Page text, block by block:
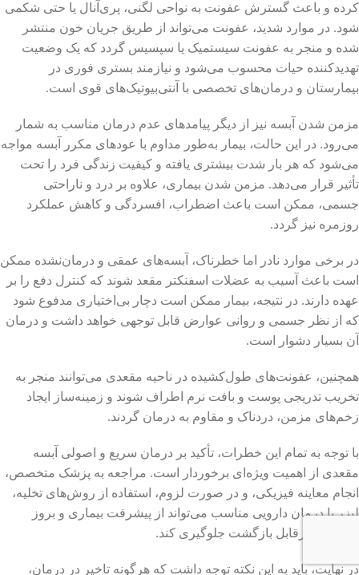
کرده و باعث گسترش عفونت به نواحی لگنی، پری‌آنال یا حتی شکمی
شود. در موارد شدید، عفونت می‌تواند از طریق جریان خون منتشر
شده و منجر به عفونت سیستمیک یا سپسیس گردد که یک وضعیت
تهدیدکننده حیات محسوب می‌شود و نیازمند بستری فوری در
بیمارستان و درمان‌های تخصصی با آنتی‌بیوتیک‌های قوی است.
مزمن شدن آبسه نیز از دیگر پیامدهای عدم درمان مناسب به شمار
می‌رود. در این حالت، بیمار به‌طور مداوم با عودهای مکرر آبسه مواجه
می‌شود که هر بار شدت بیشتری یافته و کیفیت زندگی فرد را تحت
تأثیر قرار می‌دهد. مزمن شدن بیماری، علاوه بر درد و ناراحتی
جسمی، ممکن است باعث اضطراب، افسردگی و کاهش عملکرد
روزمره نیز گردد.
در برخی موارد نادر اما خطرناک، آبسه‌های عمقی و درمان‌نشده ممکن
است باعث آسیب به عضلات اسفنکتر مقعد شوند که کنترل دفع را بر
عهده دارند. در نتیجه، بیمار ممکن است دچار بی‌اختیاری مدفوع شود
که از نظر جسمی و روانی عوارض قابل توجهی خواهد داشت و درمان
آن بسیار دشوار است.
همچنین، عفونت‌های طول‌کشیده در ناحیه مقعدی می‌توانند منجر به
تخریب تدریجی پوست و بافت نرم اطراف شوند و زمینه‌ساز ایجاد
زخم‌های مزمن، دردناک و مقاوم به درمان گردند.
با توجه به تمام این خطرات، تأکید بر درمان سریع و اصولی آبسه
مقعدی از اهمیت ویژه‌ای برخوردار است. مراجعه به پزشک متخصص،
انجام معاینه فیزیکی، و در صورت لزوم، استفاده از روش‌های تخلیه،
لیزر یا درمان دارویی مناسب می‌تواند از پیشرفت بیماری و بروز
عوارض غیرقابل بازگشت جلوگیری کند.
در نهایت، باید به این نکته توجه داشت که هرگونه تاخیر در درمان،